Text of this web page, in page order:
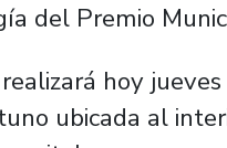
del Premio
hoy
ubicada al